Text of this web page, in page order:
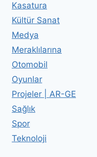
Kasatura
Kültür Sanat
Medya
Meraklılarına
Otomobil
Oyunlar
Projeler | AR-GE
Sağlık
Spor
Teknoloji